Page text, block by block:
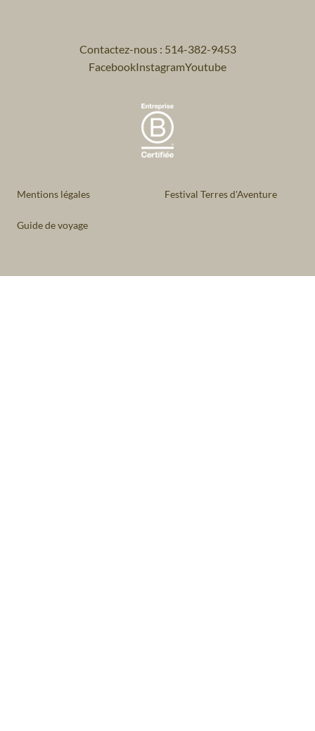
Contactez-nous : 514-382-9453
FacebookInstagramYoutube
Mentions légales Festival Terres d'Aventure
Guide de voyage